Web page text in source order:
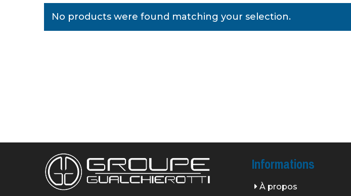
No products were found matching your selection.
Informations
À propos